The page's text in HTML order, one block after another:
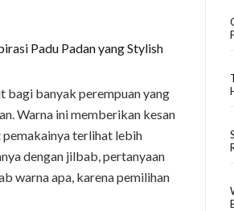
bagi banyak perempuan yang
Warna ini memberikan kesan
pemakainya terlihat lebih
dengan jilbab, pertanyaan
warna apa, karena pemilihan